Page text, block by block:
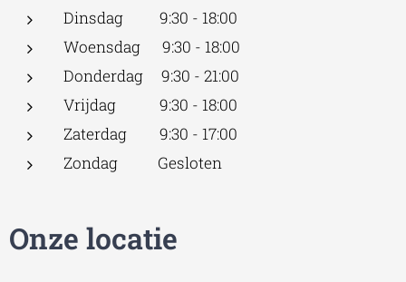
Dinsdag 9:30 - 18:00
Woensdag 9:30 - 18:00
Donderdag 9:30 - 21:00
Vrijdag 9:30 - 18:00
Zaterdag 9:30 - 17:00
Zondag Gesloten
Onze locatie